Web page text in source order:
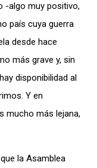
-algo muy positivo,
país cuya guerra
desde hace
más grave y, sin
disponibilidad al
Y en
mucho más lejana,
la Asamblea